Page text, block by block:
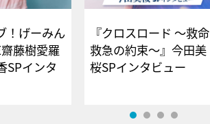
！げーみん
藤樹愛羅
SPインタ
『クロスロード ～救命
救急の約束～』今田美
桜SPインタビュー